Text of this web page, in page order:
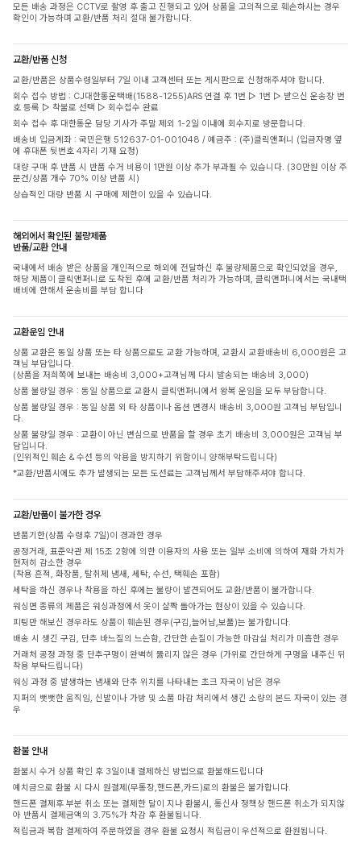
모든 배송 과정은 CCTV로 촬영 후 출고 진행되고 있어 상품을 고의적으로 훼손하시는 경우
확인이 가능하며 교환/반품 처리 절대 불가합니다.
교환/반품 신청
교환/반품은 상품수령일부터 7일 이내 고객센터 또는 게시판으로 신청해주셔야 합니다.
회수 접수 방법 : CJ대한통운택배(1588-1255)ARS 연결 후 1번 ▷ 1번 ▷ 받으신 운송장 번
호 등록 ▷ 착불로 선택 ▷ 회수접수 완료
회수 접수 후 대한통운 담당 기사가 주말 제외 1-2일 이내에 회수지로 방문합니다.
배송비 입금계좌 : 국민은행 512637-01-001048 / 예금주 : (주)클릭앤퍼니 (입금자명 옆
에 휴대폰 뒷번호 4자리 기재 요청)
대량 구매 후 반품 시 반품 수거 비용이 1만원 이상 추가 부과될 수 있습니다. (30만원 이상 주
문건/상품 개수 70% 이상 반품 시)
상습적인 대량 반품 시 구매에 제한이 있을 수 있습니다.
해외에서 확인된 불량제품
반품/교환 안내
국내에서 배송 받은 상품을 개인적으로 해외에 전달하신 후 불량제품으로 확인되었을 경우,
해당 제품이 클릭앤퍼니로 도착된 후에 교환/반품 처리가 가능하며, 클릭앤퍼니에서는 국내택
배비에 한해서 운송비를 부담 합니다
교환운임 안내
상품 교환은 동일 상품 또는 타 상품으로도 교환 가능하며, 교환시 교환배송비 6,000원은 고
객님 부담입니다.
(상품을 저희쪽에 보내는 배송비 3,000+고객님께 다시 발송되는 배송비 3,000)
상품 불량일 경우 : 동일 상품으로 교환시 클릭앤퍼니에서 왕복 운임을 모두 부담합니다.
상품 불량일 경우 : 동일 상품 외 타 상품이나 옵션 변경시 배송비 3,000원 고객님 부담입니
다.
상품 불량일 경우 : 교환이 아닌 변심으로 반품을 할 경우 초기 배송비 3,000원은 고객님 부
담입니다.
(인위적인 훼손 & 수선 등의 악용을 방지하기 위함이니 양해부탁드립니다)
*교환/반품시에도 추가 발생되는 모든 도선료는 고객님께서 부담해주셔야 합니다.
교환/반품이 불가한 경우
반품기한(상품 수령후 7일)이 경과한 경우
공정거래, 표준약관 제 15조 2항에 의한 이용자의 사용 또는 일부 소비에 의하여 재화 가치가
현저히 감소한 경우
(착용 흔적, 화장품, 탈취제 냄새, 세탁, 수선, 택훼손 포함)
세탁을 하신 경우나 착용을 하신 후에는 불량이 발견되어도 교환/반품이 불가합니다.
워싱면 종류의 제품은 워싱과정에서 옷이 살짝 돌아가는 현상이 있을 수 있습니다.
피팅만 해보신 경우라도 상품이 훼손된 경우(구김,늘어남,보풀)는 불가합니다.
배송 시 생긴 구김, 단추 바느질의 느슨함, 간단한 손질이 가능한 마감실 처리가 미흡한 경우
거래처 공정 과정 중 단추구멍이 완벽히 뚫리지 않은 경우 (가위로 간단하게 구멍을 내주신 뒤
착용 부탁드립니다)
워싱 과정 중 발생하는 냄새와 단추 위치를 나타내는 초크 자국이 남은 경우
지퍼의 뻣뻣한 움직임, 신발이나 가방 및 소품 마감 처리에서 생긴 소량의 본드 자국이 있는 경
우
환불 안내
환불시 수거 상품 확인 후 3일이내 결제하신 방법으로 환불해드립니다
예치금으로 환불 시 다시 원결제(무통장,핸드폰,카드)로의 환불은 불가합니다.
핸드폰 결제후 부분 취소 또는 결제한 달이 지나 환불시, 통신사 정책상 핸드폰 취소가 되지않
아 반품시 결제금액의 3.75%가 차감 후 환불됩니다.
적립금과 복합 결제하여 주문하였을 경우 환불 요청시 적립금이 우선적으로 환원됩니다.